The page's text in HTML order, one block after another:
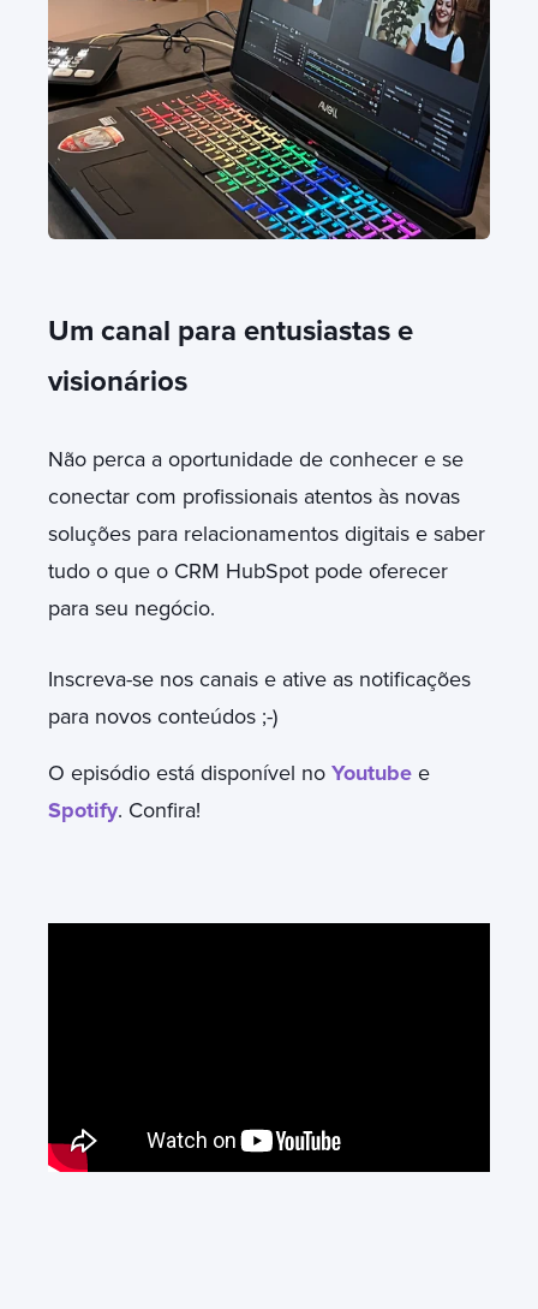
Um canal para entusiastas e
visionários
Não perca a oportunidade de conhecer e se
conectar com profissionais atentos às novas
soluções para relacionamentos digitais e saber
tudo o que o CRM HubSpot pode oferecer
para seu negócio.
Inscreva-se nos canais e ative as notificações
para novos conteúdos ;-)
O episódio está disponível no Youtube e
Spotify. Confira!